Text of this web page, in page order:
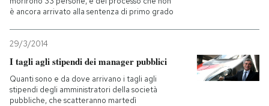
è ancora arrivato alla sentenza di primo grado
29/3/2014
I tagli agli stipendi dei manager pubblici
Quanti sono e da dove arrivano i tagli agli
stipendi degli amministratori della società
pubbliche, che scatteranno martedì